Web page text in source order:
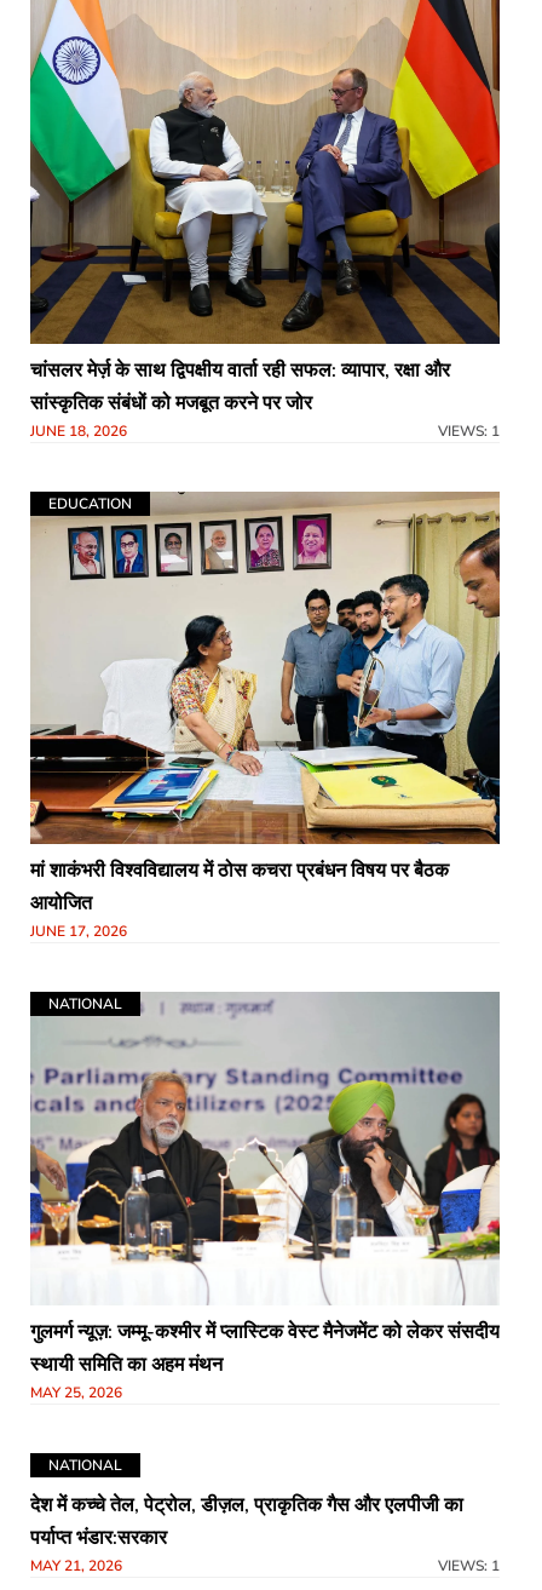
चांसलर मेर्ज़ के साथ द्विपक्षीय वार्ता रही सफल: व्यापार, रक्षा और
सांस्कृतिक संबंधों को मजबूत करने पर जोर
JUNE 18, 2026 VIEWS: 1
EDUCATION
मां शाकंभरी विश्वविद्यालय में ठोस कचरा प्रबंधन विषय पर बैठक
आयोजित
JUNE 17, 2026
NATIONAL
गुलमर्ग न्यूज़: जम्मू-कश्मीर में प्लास्टिक वेस्ट मैनेजमेंट को लेकर संसदीय
स्थायी समिति का अहम मंथन
MAY 25, 2026
NATIONAL
देश में कच्चे तेल, पेट्रोल, डीज़ल, प्राकृतिक गैस और एलपीजी का
पर्याप्त भंडार:सरकार
MAY 21, 2026 VIEWS: 1